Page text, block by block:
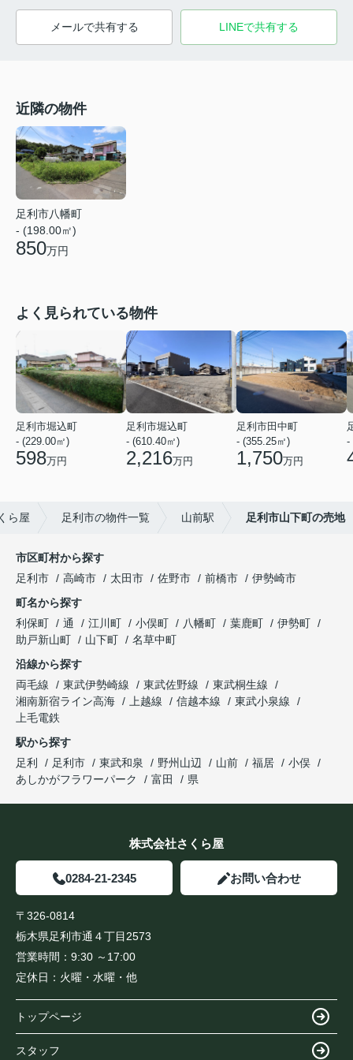
メールで共有する LINEで共有する
近隣の物件
足利市八幡町
- (198.00㎡)
850万円
よく見られている物件
足利市堀込町
- (229.00㎡)
598万円
足利市堀込町
- (610.40㎡)
2,216万円
足利市田中町
- (355.25㎡)
1,750万円
-
ら屋 足利市の物件一覧 山前駅 足利市山下町の売地
市区町村から探す
足利市
高崎市 太田市 佐野市 前橋市
伊勢崎市
町名から探す
利保町
通 江川町 小俣町 八幡町 葉鹿町
伊勢町
助戸新山町
山下町
名草中町
沿線から探す
両毛線
東武伊勢崎線 東武佐野線
東武桐生線
湘南新宿ライン高海
上越線 信越本線
東武小泉線
上毛電鉄
駅から探す
足利
足利市 東武和泉 野州山辺 山前 福居
小俣
あしかがフラワーパーク
富田 県
株式会社さくら屋
0284-21-2345 お問い合わせ
〒326-0814
栃木県足利市通４丁目2573
営業時間： 9:30 ～17:00
定休日： 火曜・水曜・他
トップページ
スタッフ